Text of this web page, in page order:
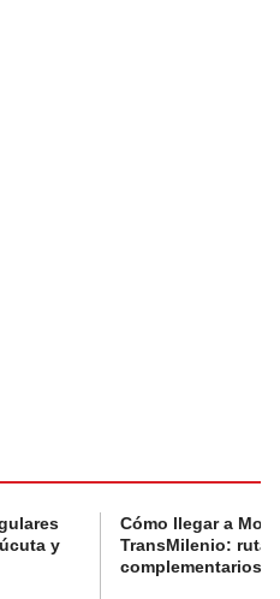
y
Cómo llegar a
TransMilenio:
complementarios